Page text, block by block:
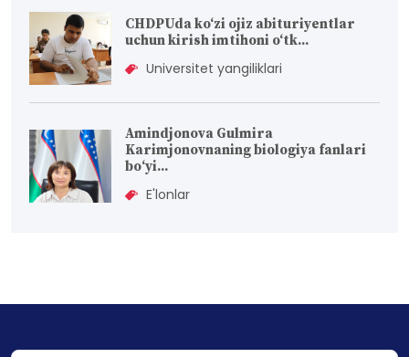
CHDPUda ko‘zi ojiz abituriyentlar
uchun kirish imtihoni o‘tk...
Universitet yangiliklari
Amindjonova Gulmira
Karimjonovnaning biologiya fanlari
bо‘yi...
E'lonlar